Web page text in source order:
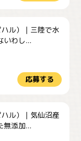
ハル）｜三陸で水
いわし...
応募する
ハル）｜気仙沼産
無添加...